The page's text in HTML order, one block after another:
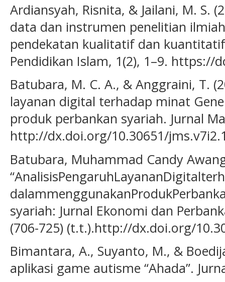
Ardiansyah, Risnita, & Jailani, M. S.
data dan instrumen penelitian
pendekatan kualitatif dan
Pendidikan Islam, 1(2), 1–9. https://
Batubara, M. C. A., & Anggraini, T.
layanan digital terhadap minat
produk perbankan syariah. Jurnal
http://dx.doi.org/10.30651/
Batubara, Muhammad Candy
syariah: Jurnal Ekonomi dan
(706-725) (t.t.).http://dx.doi.org/
Bimantara, A., Suyanto, M., &
aplikasi game autisme “Ahada”.